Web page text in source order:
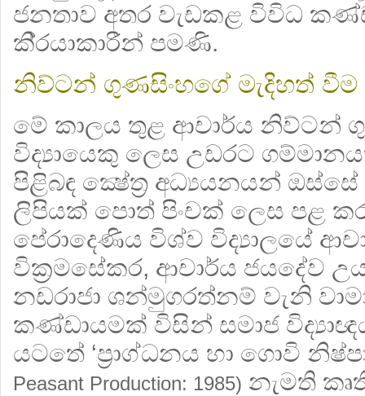
ජනතාව අතර වැඩකළ විවිධ
කි‍්‍රයාකාරීන් පමණි.
නිව්ටන් ගුණසිංහගේ මැදිහත් වීම
මේ කාලය තුළ ආචාර්ය නිව්ටන්
විද්‍යායෙකු ලෙස උඩරට
පිළිබඳ ක්‍ෂේත්‍ර‍ අධ්‍යයනයන් ඔස්සේ
ලිපියක් පොත් පිංචක් ලෙස පළ
පේරාදෙණිය විශ්ව විද්‍යාලයේ
වික‍්‍රමසේකර, ආචාර්ය ජයදේව
නඩරාජා ශන්මුගරත්නම් වැනි
කණ්ඩායමක් විසින් සමාජ
යටතේ ‘ප‍්‍රාග්ධනය හා ගොවි
Peasant Production: 1985) නැමති